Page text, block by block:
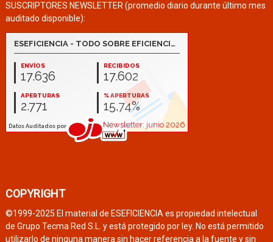
SUSCRIPTORES NEWSLETTER (promedio diario durante último mes
auditado disponible):
COPYRIGHT
©1999-2025 El material de ESEFICIENCIA es propiedad intelectual
de Grupo Tecma Red S.L. y está protegido por ley. No está permitido
utilizarlo de ninguna manera sin hacer referencia a la fuente y sin